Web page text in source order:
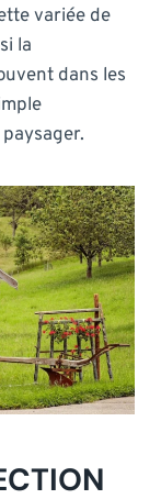
variée de
la
dans les